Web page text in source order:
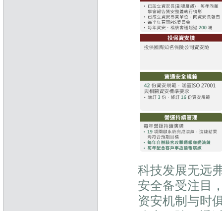
科技发展无远
安全备受注目
资安机制与时